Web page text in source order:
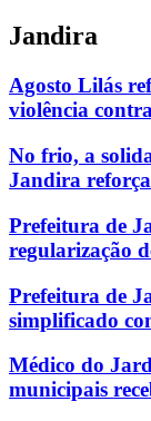
Jandira
Agosto Lilás
violência
No frio, a
Jandira reforça
Prefeitura de
regularização
Prefeitura de
simplificado
Médico do
municipais